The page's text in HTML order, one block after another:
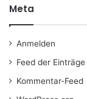
Meta
Anmelden
Feed der Einträge
Kommentar-Feed